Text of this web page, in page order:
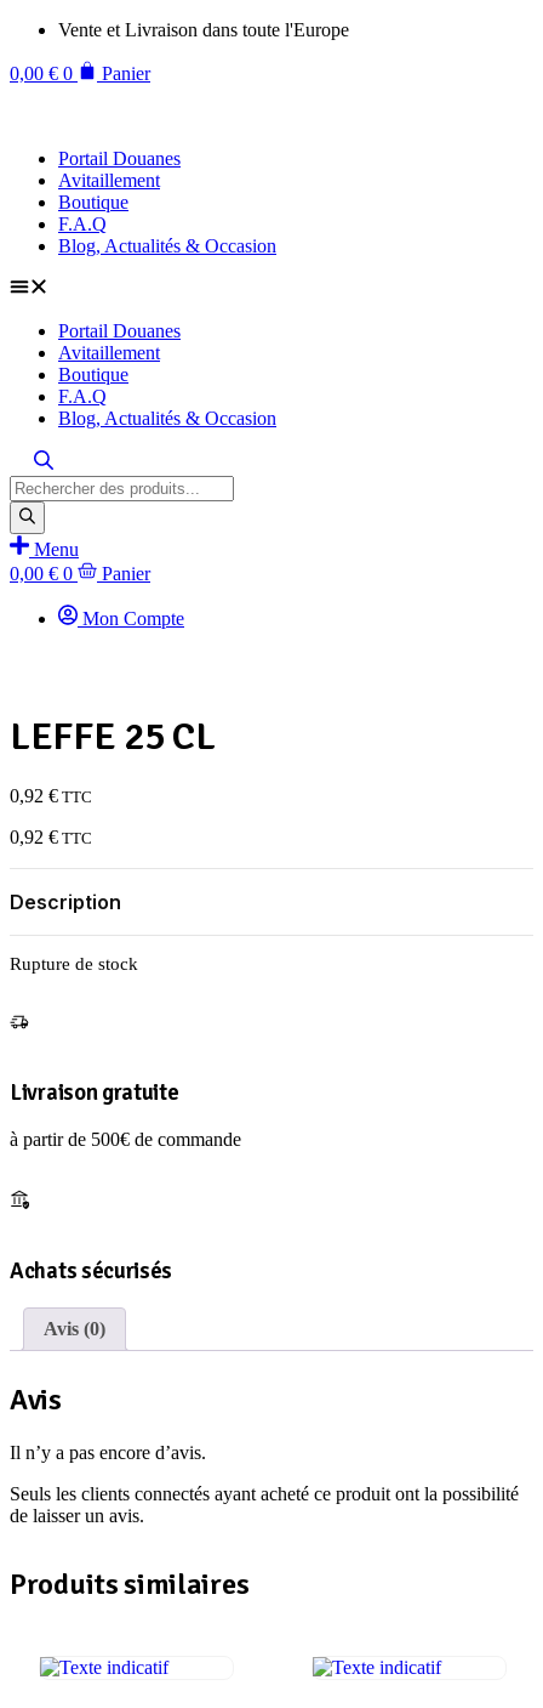
Aller
contenu
Vente et Livraison dans toute l'Europe
0,00 € 0 Panier
Portail Douanes
Avitaillement
Boutique
F.A.Q
Blog, Actualités & Occasion
Portail Douanes
Avitaillement
Boutique
F.A.Q
Blog, Actualités & Occasion
Recherche
de
produits
Menu
0,00 € 0 Panier
Mon Compte
LEFFE 25 CL
0,92 € TTC
0,92 € TTC
Description
Rupture de stock
Livraison gratuite
à partir de 500€ de commande
Achats sécurisés
Avis (0)
Avis
Il n’y a pas encore d’avis.
Seuls les clients connectés ayant acheté ce produit ont la possibilité
de laisser un avis.
Produits similaires